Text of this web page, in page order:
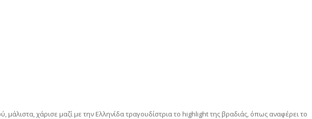
μάλιστα, χάρισε μαζί με την Ελληνίδα τραγουδίστρια το highlight της βραδιάς, όπως αναφέρει το